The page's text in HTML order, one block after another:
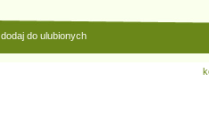
dodaj do ulubionych